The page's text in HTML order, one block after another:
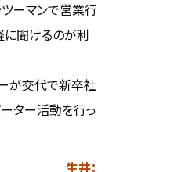
ーマンで営業行
に聞けるのが利
が交代で新卒社
ター活動を行っ
生井